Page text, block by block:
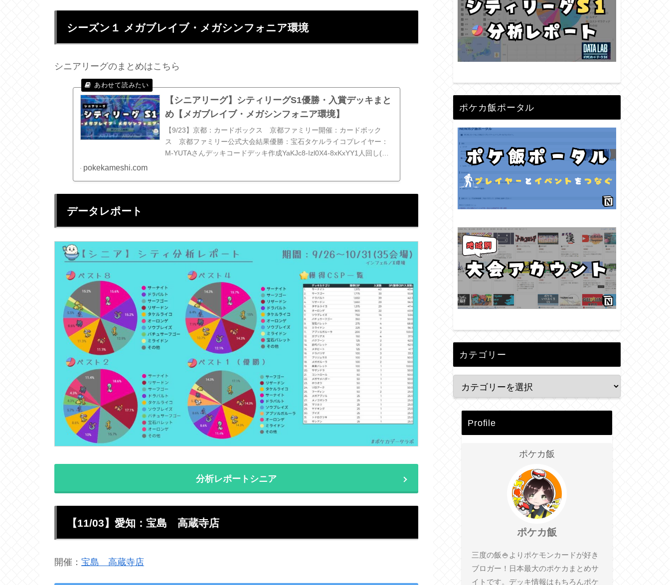
シーズン１ メガブレイブ・メガシンフォニア環境
シニアリーグのまとめはこちら
【シニアリーグ】シティリーグS1優勝・入賞デッキまと
め【メガブレイブ・メガシンフォニア環境】
【9/23】京都：カードボックス 京都ファミリー開催：カードボック
ス 京都ファミリー公式大会結果優勝：宝石タケルライコプレイヤー：
M-YUTAさんデッキコードデッキ作成YaKJc8-Izl0X4-8xKxYY1人回し(１
pokekameshi.com
データレポート
分析レポートシニア
【11/03】愛知：宝島 高蔵寺店
開催： 宝島 高蔵寺店
ポケカ飯ポータル
カテゴリー
Profile
ポケカ飯
ポケカ飯
三度の飯🍚よりポケモンカードが好き
ブロガー！日本最大のポケカまとめサ
イトです。デッキ情報はもちろんポケ